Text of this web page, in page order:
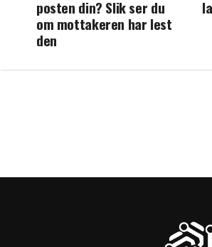
posten din? Slik ser du
om mottakeren har lest
den